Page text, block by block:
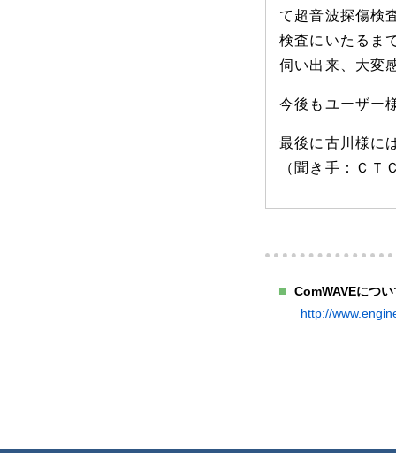
て超音波探傷検
検査にいたるま
伺い出来、大変
今後もユーザー
最後に古川様に
（聞き手：ＣＴ
ComWAVEにつ
http://